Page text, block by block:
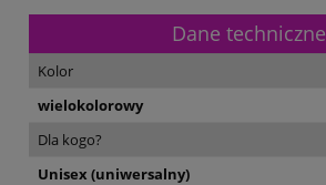
Dane techniczne
Kolor
wielokolorowy
Dla kogo?
Unisex (uniwersalny)